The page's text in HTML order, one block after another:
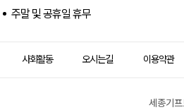
주말 및 공휴일 휴무
사회활동 오시는길 이용약관
세종기